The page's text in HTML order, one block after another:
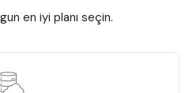
en iyi planı seçin.